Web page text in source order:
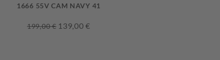
1666 55V CAM NAVY 41
199,00 € 139,00 €